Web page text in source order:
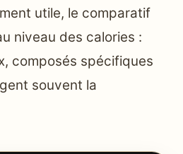
utile, le comparatif
niveau des calories :
composés spécifiques
souvent la